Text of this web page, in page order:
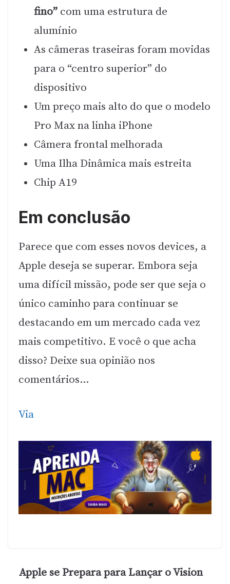
fino” com uma estrutura de
alumínio
As câmeras traseiras foram movidas
para o “centro superior” do
dispositivo
Um preço mais alto do que o modelo
Pro Max na linha iPhone
Câmera frontal melhorada
Uma Ilha Dinâmica mais estreita
Chip A19
Em conclusão
Parece que com esses novos devices, a
Apple deseja se superar. Embora seja
uma difícil missão, pode ser que seja o
único caminho para continuar se
destacando em um mercado cada vez
mais competitivo. E você o que acha
disso? Deixe sua opinião nos
comentários…
Via
Apple se Prepara para Lançar o Vision